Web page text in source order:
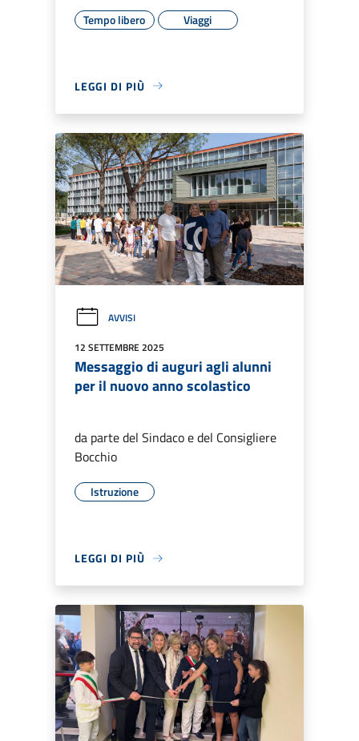
Tempo libero Viaggi
LEGGI DI PIÙ
AVVISI
12 SETTEMBRE 2025
Messaggio di auguri agli alunni
per il nuovo anno scolastico
da parte del Sindaco e del Consigliere
Bocchio
Istruzione
LEGGI DI PIÙ